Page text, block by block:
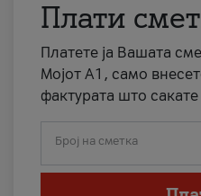
Плати
Платете ја Вашата
Мојот А1, само
фактурата што сакате
Број на сметка